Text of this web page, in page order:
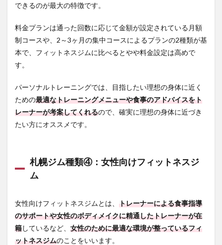
ング
やサ
ービ
整っ
2.3
筋ト
レマ
シン
やフ
ログ
ラム
など
2.4
ッフ
の対
できるのが最大の特徴です。
料金プランは通った回数に応じて金額が設定されている月額
制コースや、2～3ヶ月の集中コースによるプランの2種類が基
本で、フィットネスジムに比べるとやや料金設定は高めで
す。
パーソナルトレーニングでは、目指したい理想の身体に近く
ための最適なトレーニングメニューや食事のアドバイスをト
レーナーが考案してくれるので、確実に理想の身体に近づき
たい方にオススメです。
札幌ジム種類④：女性向けフィットネスジ
ム
女性向けフィットネスジムとは、 トレーナーによる食事指導
のサポートや女性のボディメイクに精通したトレーナーが在
籍しているなど、 女性のために最適な環境が整っているフィ
ットネスジムのことをいいます。